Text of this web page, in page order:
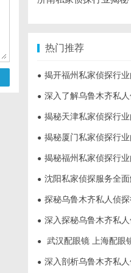
热门推荐
● 揭开福州私家侦探行业的神秘
● 深入了解乌鲁木齐私人侦
● 揭秘天津私家侦探行
● 揭秘厦门私家侦探行业
● 揭秘福州私家侦探行业
● 沈阳私家侦探服务全面解析：
● 探秘乌鲁木齐私人侦探
● 深入探秘乌鲁木齐私人侦探
● 武汉配眼镜 上海配眼
● 深入剖析乌鲁木齐私人侦